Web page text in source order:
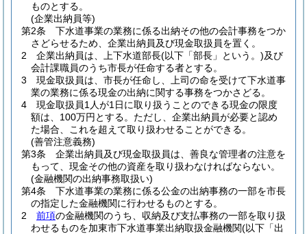
ものとする。
(企業出納員等)
第2条
下水道事業の業務に係る出納その他の会計事務をつか
さどらせるため、企業出納員及び現金取扱員を置く。
2
企業出納員は、上下水道部長(以下「部長」という。)及び
会計課職員のうち市長が任命する者とする。
3
現金取扱員は、市長が任命し、上司の命を受けて下水道事
業の業務に係る現金の出納に関する事務をつかさどる。
4
現金取扱員1人が1日に取り扱うことのできる現金の限度
額は、100万円とする。 ただし、企業出納員が必要と認め
た場合、これを超えて取り扱わせることができる。
(善管注意義務)
第3条
企業出納員及び現金取扱員は、善良な管理者の注意を
もって、現金その他の資産を取り扱わなければならない。
(金融機関の出納事務取扱い)
第4条
下水道事業の業務に係る公金の出納事務の一部を市長
の指定した金融機関に行わせるものとする。
2
前項の金融機関のうち、収納及び支払事務の一部を取り扱
わせるものを加東市下水道事業出納取扱金融機関(以下「出